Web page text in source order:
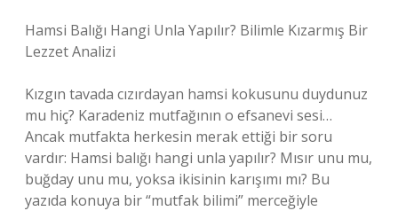
Hamsi Balığı Hangi Unla Yapılır? Bilimle Kızarmış Bir
Lezzet Analizi
Kızgın tavada cızırdayan hamsi kokusunu duydunuz
mu hiç? Karadeniz mutfağının o efsanevi sesi…
Ancak mutfakta herkesin merak ettiği bir soru
vardır: Hamsi balığı hangi unla yapılır? Mısır unu mu,
buğday unu mu, yoksa ikisinin karışımı mı? Bu
yazıda konuya bir “mutfak bilimi” merceğiyle